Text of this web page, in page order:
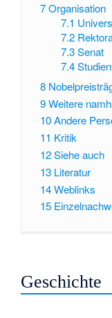
7Organisation
7.1
7.2
7.3 Senat
7.4
8
9Weitere
10Andere
11 Kritik
12Siehe auch
13 Literatur
14Weblinks
15
Geschichte